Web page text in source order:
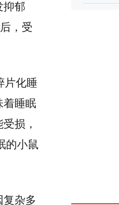
抑郁
，受
片化睡
着睡眠
损，
的小鼠
杂多